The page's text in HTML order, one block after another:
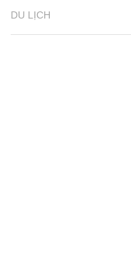
DU LỊCH